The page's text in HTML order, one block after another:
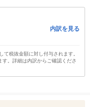
内訳を見る
税抜金額に対し付与されます。
。詳細は内訳からご確認くださ